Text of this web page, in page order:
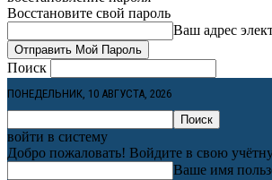
Восстановите свой пароль
Ваш адрес
Поиск
ПОНЕДЕЛЬНИК, 10 АВГУСТА, 2026
войти в систему
Добро пожаловать! Войдите в свою
Ваше имя